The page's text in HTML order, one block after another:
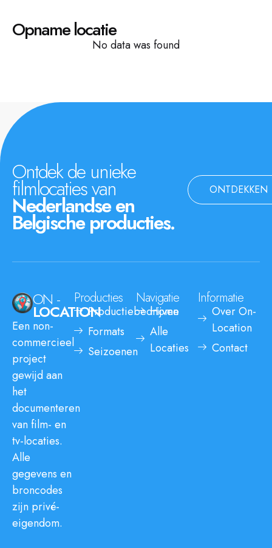
Opname locatie
No data was found
Ontdek de unieke
filmlocaties van
Nederlandse en
Belgische producties.
ONTDEKKEN
ON -
LOCATION
Een non-
commercieel
project
gewijd aan
het
documenteren
van film- en
tv-locaties.
Alle
gegevens en
broncodes
zijn privé-
eigendom.
Producties
Productiebedrijven
Formats
Seizoenen
Navigatie
Home
Alle
Locaties
Informatie
Over On-
Location
Contact